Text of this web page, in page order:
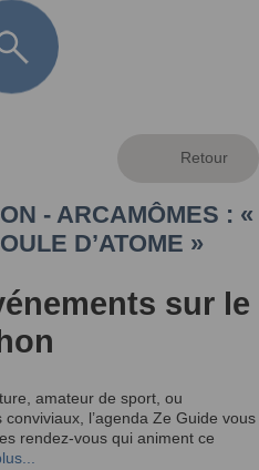
- ARCAMÔMES : «
D’ATOME »
sur le
amateur de sport, ou
l’agenda Ze Guide vous
rendez-vous qui animent ce